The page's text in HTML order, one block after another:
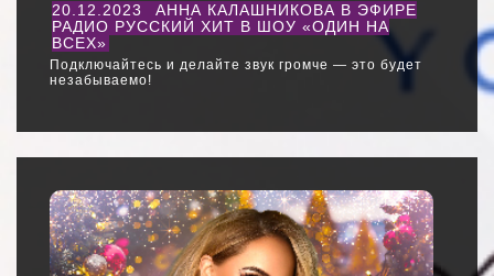
20.12.2023
АННА КАЛАШНИКОВА В ЭФИРЕ
РАДИО РУССКИЙ ХИТ В ШОУ «ОДИН НА
ВСЕХ»
Подключайтесь и делайте звук громче — это будет
незабываемо!